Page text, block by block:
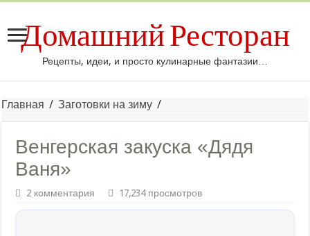
Домашний Ресторан
Рецепты, идеи, и просто кулинарные фантазии…
Главная / Заготовки на зиму /
Венгерская закуска «Дядя
Ваня»
2 комментария 17,234 просмотров